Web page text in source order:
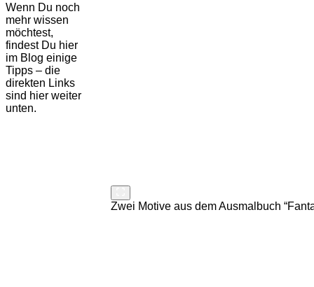
Wenn Du noch
mehr wissen
möchtest,
findest Du hier
im Blog einige
Tipps – die
direkten Links
sind hier weiter
unten.
Zwei Motive aus dem Ausmalbuch